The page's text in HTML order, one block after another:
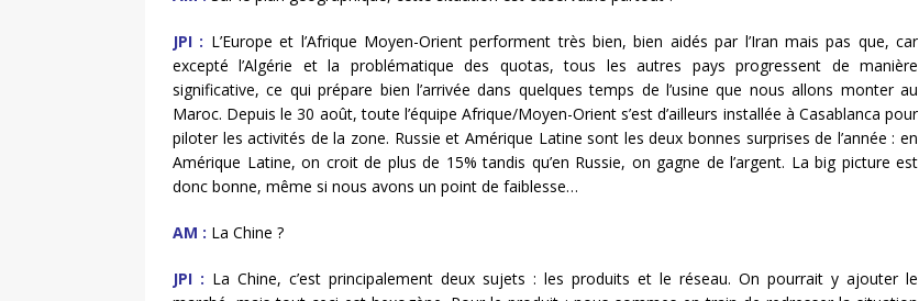
JPI : L’Europe et l’Afrique Moyen-Orient performent très bien, bien aidés par l’Iran mais pas que, car
excepté l’Algérie et la problématique des quotas, tous les autres pays progressent de manière
significative, ce qui prépare bien l’arrivée dans quelques temps de l’usine que nous allons monter au
Maroc. Depuis le 30 août, toute l’équipe Afrique/Moyen-Orient s’est d’ailleurs installée à Casablanca pour
piloter les activités de la zone. Russie et Amérique Latine sont les deux bonnes surprises de l’année : en
Amérique Latine, on croit de plus de 15% tandis qu’en Russie, on gagne de l’argent. La big picture est
donc bonne, même si nous avons un point de faiblesse…
AM : La Chine ?
JPI : La Chine, c’est principalement deux sujets : les produits et le réseau. On pourrait y ajouter le